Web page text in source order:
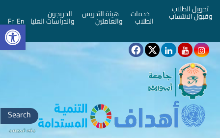
تحويل الطلاب
وقبول الانتساب خدمات
الطلاب
هيئة التدريس
والعاملين
الخريجون
والدراسات العليا En
Fr
Search
for: